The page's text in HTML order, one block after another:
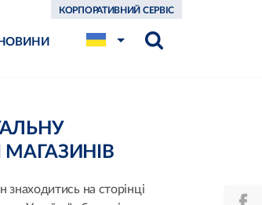
НОВИНИ
КОРПОРАТИВНИЙ СЕРВІС
МАГАЗИНІВ
на сторінці